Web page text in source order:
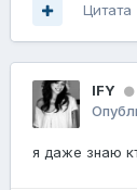
Цитата
IFY
я даже знаю